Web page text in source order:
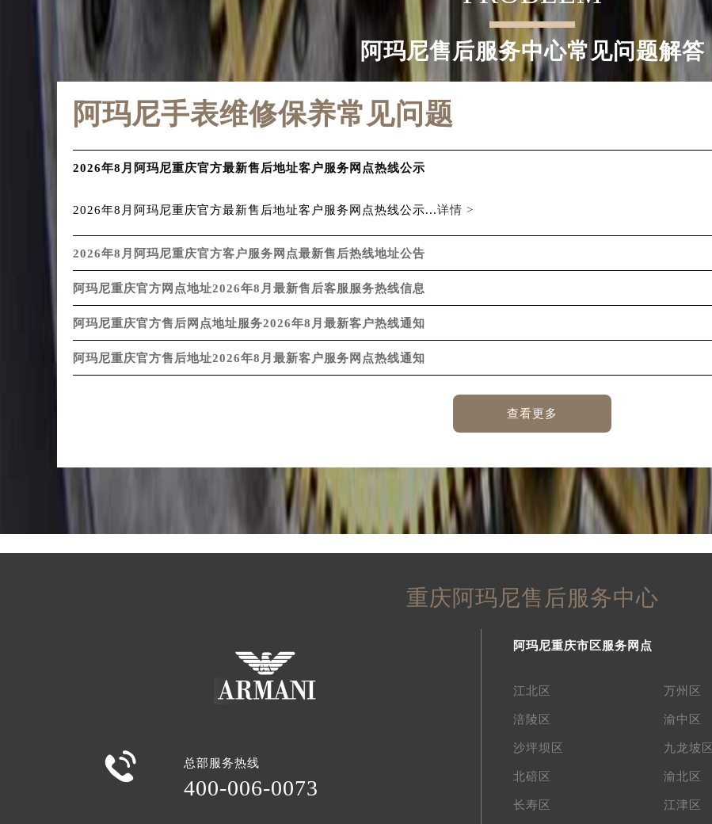
阿玛尼售后服务中心常见问题解答
阿玛尼手表维修保养常见问题
2026年8月阿玛尼重庆官方最新售后地址客户服务网点热线公示
2026年8月阿玛尼重庆官方最新售后地址客户服务网点热线公示...详情 >
2026年8月阿玛尼重庆官方客户服务网点最新售后热线地址公告
阿玛尼重庆官方网点地址2026年8月最新售后客服服务热线信息
阿玛尼重庆官方售后网点地址服务2026年8月最新客户热线通知
阿玛尼重庆官方售后地址2026年8月最新客户服务网点热线通知
查看更多
重庆阿玛尼售后服务中心
 总部服务热线
400-006-0073
阿玛尼重庆市区服务网点
江北区 万州区
涪陵区 渝中区
沙坪坝区 九龙坡区
北碚区 渝北区
长寿区 江津区